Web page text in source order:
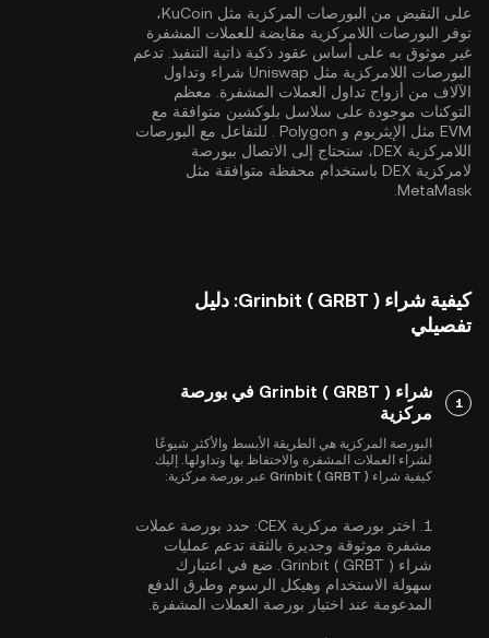
على النقيض من البورصات المركزية مثل KuCoin،
توفر البورصات اللامركزية مقايضة للعملات المشفرة
غير موثوق به على أساس عقود ذكية ذاتية التنفيذ. تدعم
البورصات اللامركزية مثل Uniswap شراء وتداول
الآلاف من أزواج تداول العملات المشفرة. معظم
التوكنات موجودة على سلاسل بلوكشين متوافقة مع
EVM مثل
الإيثريوم و
. للتفاعل مع البورصات
اللامركزية DEX، ستحتاج إلى الاتصال ببورصة
لامركزية DEX باستخدام محفظة متوافقة مثل
MetaMask.
كيفية شراء Grinbit ( GRBT ): دليل
تفصيلي
1
شراء Grinbit ( GRBT ) في بورصة
مركزية
البورصة المركزية هي الطريقة الأبسط والأكثر شيوعًا
لشراء العملات المشفرة والاحتفاظ بها وتداولها. إليك
كيفية شراء Grinbit ( GRBT ) عبر بورصة مركزية:
1. اختر بورصة مركزية CEX:
حدد بورصة عملات
مشفرة موثوقة وجديرة بالثقة تدعم عمليات
شراء Grinbit ( GRBT ). ضع في اعتبارك
سهولة الاستخدام وهيكل الرسوم وطرق الدفع
المدعومة عند اختيار بورصة العملات المشفرة.